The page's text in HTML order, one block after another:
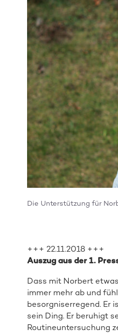
Die Unterstützung für
+++ 22.11.2018 +++
Auszug aus der 1.
Dass mit Norbert
immer mehr ab und
besorgniserregend. Er
sein Ding. Er beruhigt
Routineuntersuchung